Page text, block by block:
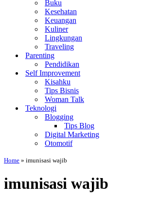
Buku
Kesehatan
Keuangan
Kuliner
Lingkungan
Traveling
Parenting
Pendidikan
Self Improvement
Kisahku
Tips Bisnis
Woman Talk
Teknologi
Blogging
Tips Blog
Digital Marketing
Otomotif
Home » imunisasi wajib
imunisasi wajib